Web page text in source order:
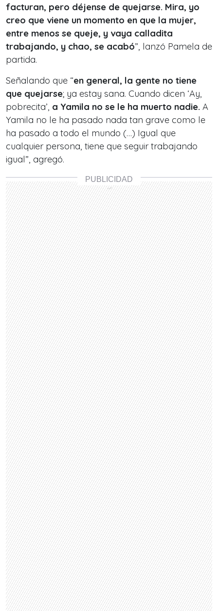
facturan, pero déjense de quejarse. Mira, yo
creo que viene un momento en que la mujer,
entre menos se queje, y vaya calladita
trabajando, y chao, se acabó”, lanzó Pamela de
partida.
Señalando que “en general, la gente no tiene
que quejarse; ya estay sana. Cuando dicen ‘Ay,
pobrecita’, a Yamila no se le ha muerto nadie. A
Yamila no le ha pasado nada tan grave como le
ha pasado a todo el mundo (…) Igual que
cualquier persona, tiene que seguir trabajando
igual”, agregó.